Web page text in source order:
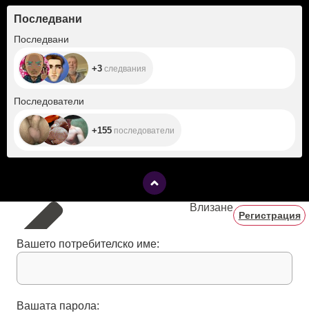
Последвани
Последвани
+3 следвания
Последователи
+155 последователи
Влизане
Регистрация
Вашето потребителско име:
Вашата парола: